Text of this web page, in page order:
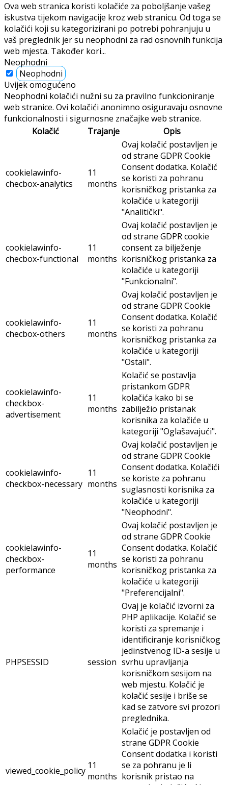
Ova web stranica koristi kolačiće za poboljšanje vašeg
iskustva tijekom navigacije kroz web stranicu. Od toga se
kolačići koji su kategorizirani po potrebi pohranjuju u
vaš preglednik jer su neophodni za rad osnovnih funkcija
web mjesta. Također kori...
Neophodni
Neophodni
Uvijek omogućeno
Neophodni kolačići nužni su za pravilno funkcioniranje
web stranice. Ovi kolačići anonimno osiguravaju osnovne
funkcionalnosti i sigurnosne značajke web stranice.
Kolačić
Trajanje Opis
cookielawinfo-
checbox-analytics
11
months
Ovaj kolačić postavljen je
od strane GDPR Cookie
Consent dodatka. Kolačić
se koristi za pohranu
korisničkog pristanka za
kolačiće u kategoriji
"Analitički".
cookielawinfo-
checbox-functional
11
months
Ovaj kolačić postavljen je
od strane GDPR cookie
consent za bilježenje
korisničkog pristanka za
kolačiće u kategoriji
"Funkcionalni".
cookielawinfo-
checbox-others
11
months
Ovaj kolačić postavljen je
od strane GDPR Cookie
Consent dodatka. Kolačić
se koristi za pohranu
korisničkog pristanka za
kolačiće u kategoriji
"Ostali".
cookielawinfo-
checkbox-
advertisement
11
months
Kolačić se postavlja
pristankom GDPR
kolačića kako bi se
zabilježio pristanak
korisnika za kolačiće u
kategoriji "Oglašavajući".
cookielawinfo-
checkbox-necessary
11
months
Ovaj kolačić postavljen je
od strane GDPR Cookie
Consent dodatka. Kolačići
se koriste za pohranu
suglasnosti korisnika za
kolačiće u kategoriji
"Neophodni".
cookielawinfo-
checkbox-
performance
11
months
Ovaj kolačić postavljen je
od strane GDPR Cookie
Consent dodatka. Kolačić
se koristi za pohranu
korisničkog pristanka za
kolačiće u kategoriji
"Preferencijalni".
PHPSESSID session
Ovaj je kolačić izvorni za
PHP aplikacije. Kolačić se
koristi za spremanje i
identificiranje korisničkog
jedinstvenog ID-a sesije u
svrhu upravljanja
korisničkom sesijom na
web mjestu. Kolačić je
kolačić sesije i briše se
kad se zatvore svi prozori
preglednika.
viewed_cookie_policy 11
months
Kolačić je postavljen od
strane GDPR Cookie
Consent dodatka i koristi
se za pohranu je li
korisnik pristao na